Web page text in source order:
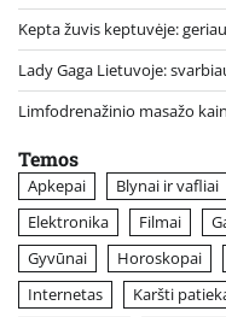
Kepta žuvis keptuvėje:
Lady Gaga Lietuvoje:
Limfodrenažinio masažo
Temos
Apkepai Blynai ir vafliai
Elektronika
Filmai
Gyvūnai
Horoskopai
Internetas
Karšti